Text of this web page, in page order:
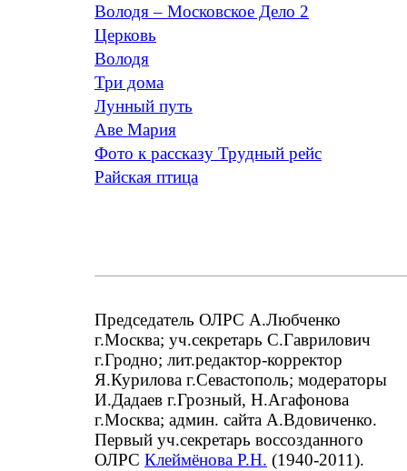
Володя – Московское Дело 2
Церковь
Володя
Три дома
Лунный путь
Аве Мария
Фото к рассказу Трудный рейс
Райская птица
Председатель ОЛРС А.Любченко
г.Москва; уч.секретарь С.Гаврилович
г.Гродно; лит.редактор-корректор
Я.Курилова г.Севастополь; модераторы
И.Дадаев г.Грозный, Н.Агафонова
г.Москва; админ. сайта А.Вдовиченко.
Первый уч.секретарь воссозданного
ОЛРС Клеймёнова Р.Н. (1940-2011).